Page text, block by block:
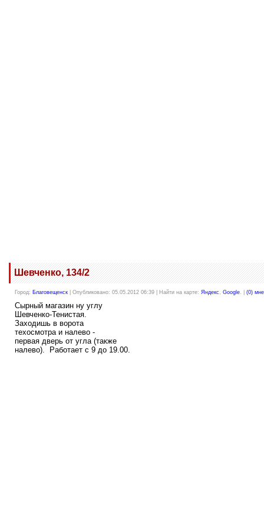
Шевченко, 134/2
Город: Благовещенск | Опубликовано: 05.05.2012 06:39 | Найти на карте: Яндекс , Google. | (0)
Сырный магазин ну углу
Шевченко-Тенистая.
Заходишь в ворота
техосмотра и налево -
первая дверь от угла (также
налево). Работает с 9 до 19.00.